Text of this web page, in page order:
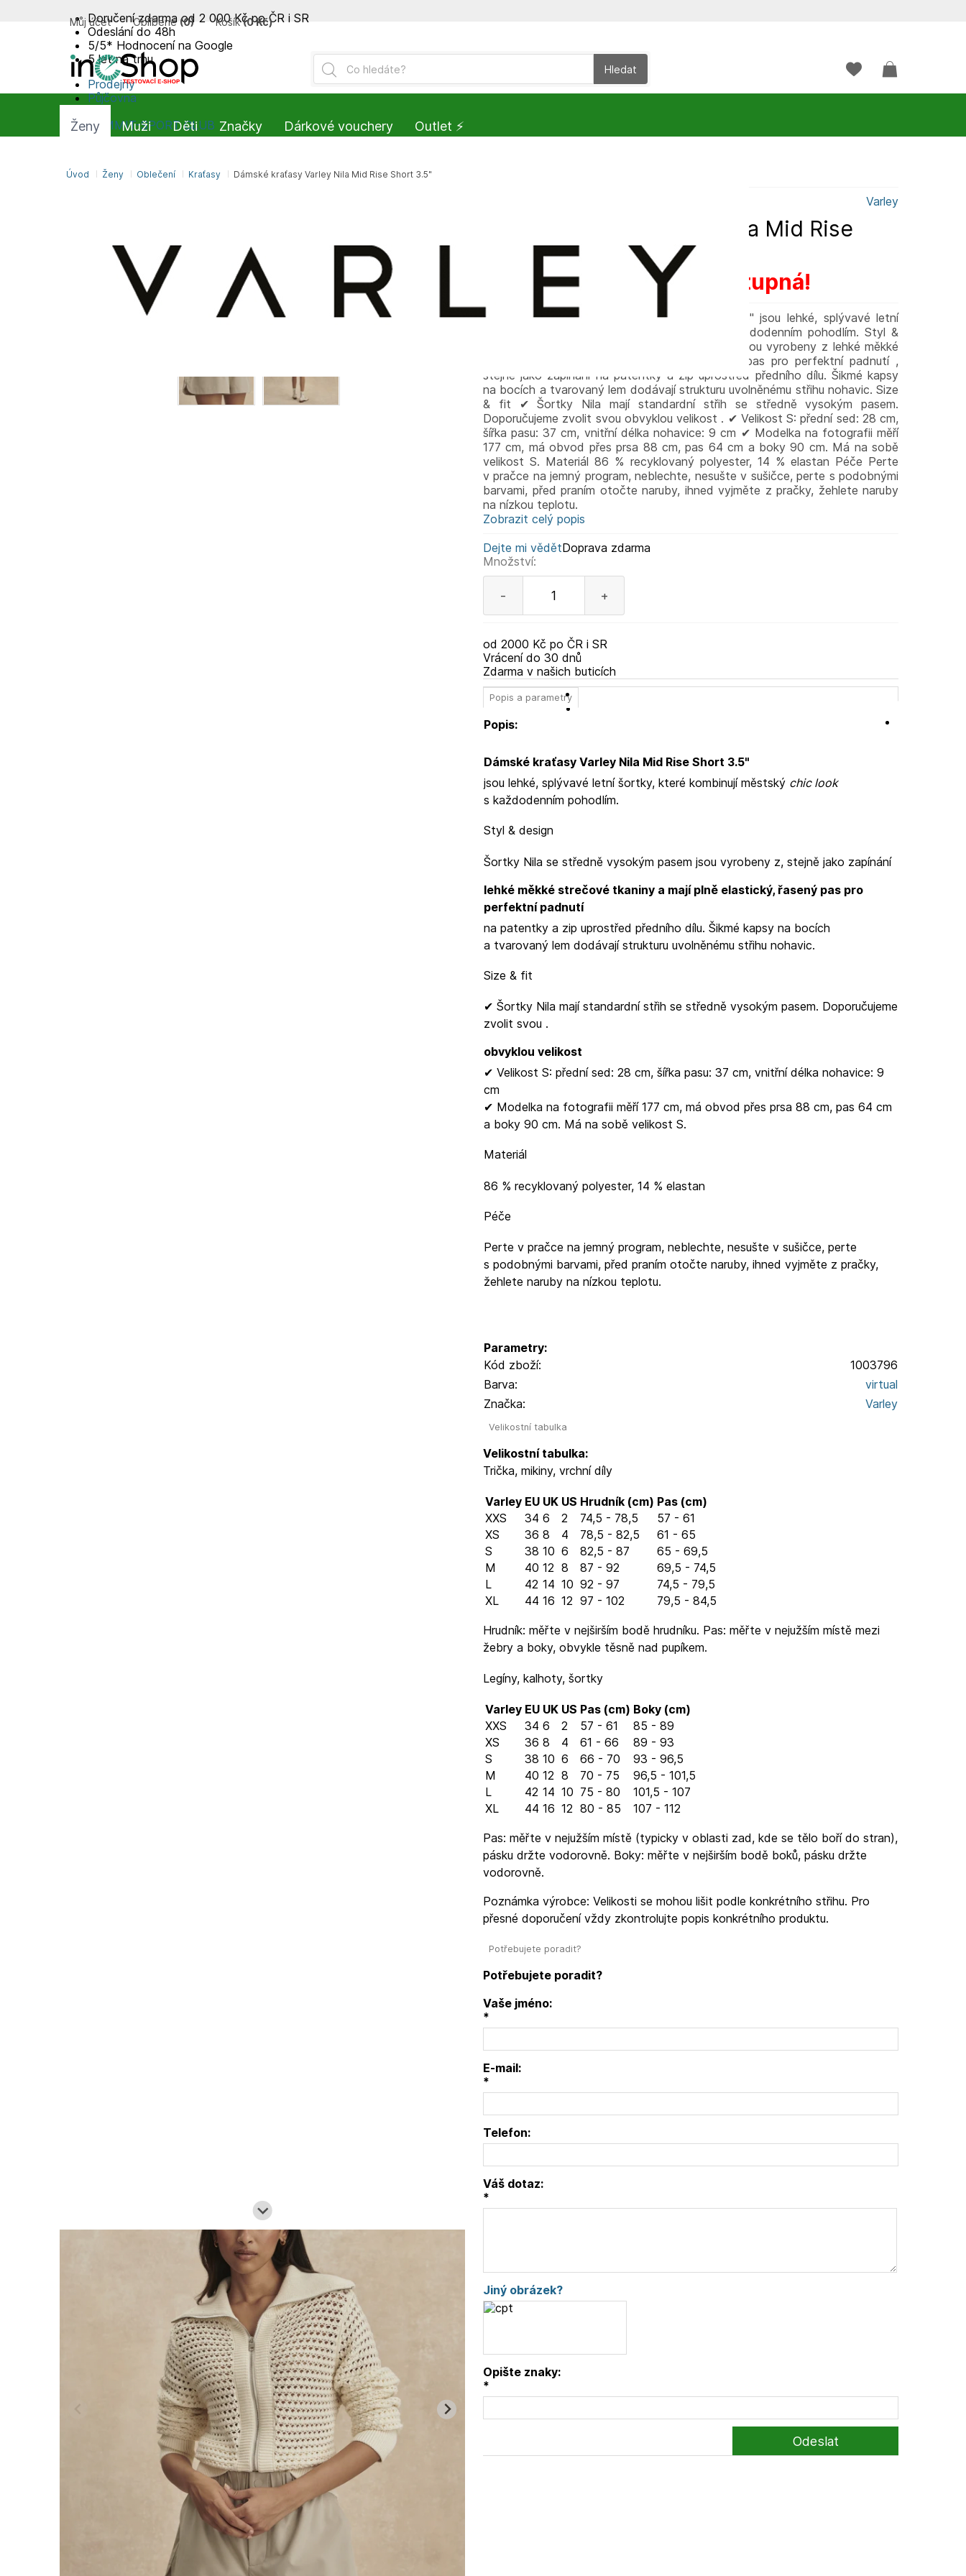
Varley
Dámské kraťasy Varley Nila Mid Rise
Short 3.5"
Tato položka již není dostupná!
Dámské kraťasy Varley Nila Mid Rise Short 3.5" jsou lehké, splývavé letní
šortky, které kombinují městský chic look s každodenním pohodlím. Styl &
design Šortky Nila se středně vysokým pasem jsou vyrobeny z lehké měkké
strečové tkaniny a mají plně elastický, řasený pas pro perfektní padnutí ,
stejně jako zapínání na patentky a zip uprostřed předního dílu. Šikmé kapsy
na bocích a tvarovaný lem dodávají strukturu uvolněnému střihu nohavic. Size
& fit ✔ Šortky Nila mají standardní střih se středně vysokým pasem.
Doporučujeme zvolit svou obvyklou velikost . ✔ Velikost S: přední sed: 28 cm,
šířka pasu: 37 cm, vnitřní délka nohavice: 9 cm ✔ Modelka na fotografii měří
177 cm, má obvod přes prsa 88 cm, pas 64 cm a boky 90 cm. Má na sobě
velikost S. Materiál 86 % recyklovaný polyester, 14 % elastan Péče Perte
v pračce na jemný program, neblechte, nesušte v sušičce, perte s podobnými
barvami, před praním otočte naruby, ihned vyjměte z pračky, žehlete naruby
na nízkou teplotu.
Zobrazit celý popis
Dejte mi vědět
Množství:
- +
Doprava zdarma
od 2000 Kč po ČR i SR
Vrácení do 30 dnů
Zdarma v našich buticích
Popis a parametry
Popis:
Dámské kraťasy Varley Nila Mid Rise Short 3.5"
jsou lehké, splývavé letní šortky, které kombinují městský chic look
s každodenním pohodlím.
Styl & design
Šortky Nila se středně vysokým pasem jsou vyrobeny z
lehké měkké strečové tkaniny a mají plně elastický, řasený pas pro
perfektní padnutí
, stejně jako zapínání
na patentky a zip uprostřed předního dílu. Šikmé kapsy na bocích
a tvarovaný lem dodávají strukturu uvolněnému střihu nohavic.
Size & fit
✔ Šortky Nila mají standardní střih se středně vysokým pasem. Doporučujeme
zvolit svou
obvyklou velikost
.
✔ Velikost S: přední sed: 28 cm, šířka pasu: 37 cm, vnitřní délka nohavice: 9
cm
✔ Modelka na fotografii měří 177 cm, má obvod přes prsa 88 cm, pas 64 cm
a boky 90 cm. Má na sobě velikost S.
Materiál
86 % recyklovaný polyester, 14 % elastan
Péče
Perte v pračce na jemný program, neblechte, nesušte v sušičce, perte
s podobnými barvami, před praním otočte naruby, ihned vyjměte z pračky,
žehlete naruby na nízkou teplotu.
Parametry:
Kód zboží:
1003796
Barva:
virtual
Značka:
Varley
Velikostní tabulka
Velikostní tabulka:
Trička, mikiny, vrchní díly
Varley EU UK US Hrudník (cm) Pas (cm)
XXS
34 6 2 74,5 - 78,5
57 - 61
XS
36 8 4 78,5 - 82,5
61 - 65
S
38 10 6 82,5 - 87
65 - 69,5
M
40 12 8 87 - 92
69,5 - 74,5
L
42 14 10 92 - 97
74,5 - 79,5
XL
44 16 12 97 - 102 79,5 - 84,5
Hrudník: měřte v nejširším bodě hrudníku. Pas: měřte v nejužším místě mezi
žebry a boky, obvykle těsně nad pupíkem.
Legíny, kalhoty, šortky
Varley EU UK US Pas (cm) Boky (cm)
XXS
34 6 2 57 - 61
85 - 89
XS
36 8 4 61 - 66
89 - 93
S
38 10 6 66 - 70
93 - 96,5
M
40 12 8 70 - 75
96,5 - 101,5
L
42 14 10 75 - 80
101,5 - 107
XL
44 16 12 80 - 85 107 - 112
Pas: měřte v nejužším místě (typicky v oblasti zad, kde se tělo boří do stran),
pásku držte vodorovně. Boky: měřte v nejširším bodě boků, pásku držte
vodorovně.
Poznámka výrobce: Velikosti se mohou lišit podle konkrétního střihu. Pro
přesné doporučení vždy zkontrolujte popis konkrétního produktu.
Potřebujete poradit?
Potřebujete poradit?
Vaše jméno:
*
E-mail:
*
Telefon:
Váš dotaz:
*
Jiný obrázek?
Opište znaky:
*
Odeslat
Doručení zdarma od 2 000 Kč po ČR i SR
Odeslání do 48h
5/5* Hodnocení na Google
5 let na trhu
Prodejny
Půjčovna
SUMMIT-SPORT CLUB
Hledat
Můj účet Oblíbené (0) Košík (0 Kč)
Úvod Ženy Oblečení Kraťasy Dámské kraťasy Varley Nila Mid Rise Short 3.5"
Ženy Muži Děti Značky Dárkové vouchery Outlet ⚡️